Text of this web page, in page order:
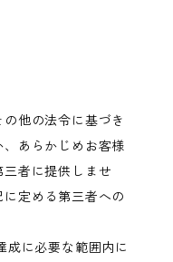
他の法令に基づき
あらかじめお客様
者に提供しませ
定める第三者への
成に必要な範囲内に